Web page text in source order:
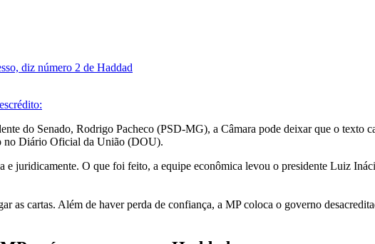
diz número 2 de Haddad
do Senado, Rodrigo Pacheco (PSD-MG), a Câmara pode deixar que o texto
no Diário Oficial da União (DOU).
e juridicamente. O que foi feito, a equipe econômica levou o presidente Luiz
as cartas. Além de haver perda de confiança, a MP coloca o governo